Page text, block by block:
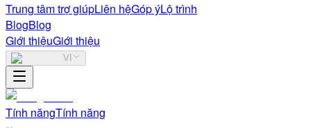
Trung tâm trợ giúpLiên hệGóp ýLộ trình
BlogBlog
Giới thiệuGiới thiệu
VI
Tính năngTính năng